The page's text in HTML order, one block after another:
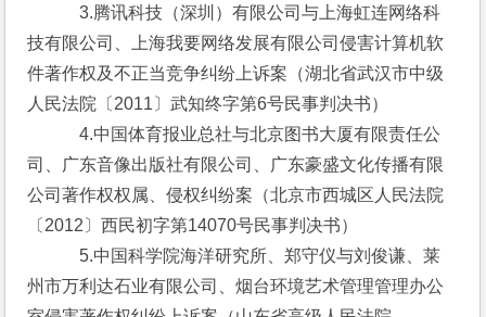
3.腾讯科技（深圳）有限公司与上海虹连网络科
技有限公司、上海我要网络发展有限公司侵害计算机软
件著作权及不正当竞争纠纷上诉案（湖北省武汉市中级
人民法院〔2011〕武知终字第6号民事判决书）
4.中国体育报业总社与北京图书大厦有限责任公
司、广东音像出版社有限公司、广东豪盛文化传播有限
公司著作权权属、侵权纠纷案（北京市西城区人民法院
〔2012〕西民初字第14070号民事判决书）
5.中国科学院海洋研究所、郑守仪与刘俊谦、莱
州市万利达石业有限公司、烟台环境艺术管理管理办公